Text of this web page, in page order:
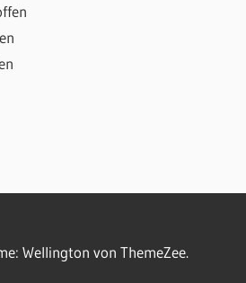
Wellington von ThemeZee.